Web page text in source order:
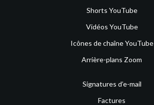
Shorts YouTube
Vidéos YouTube
Icônes de chaîne YouTube
Arrière-plans Zoom
Signatures d’e-mail
Factures